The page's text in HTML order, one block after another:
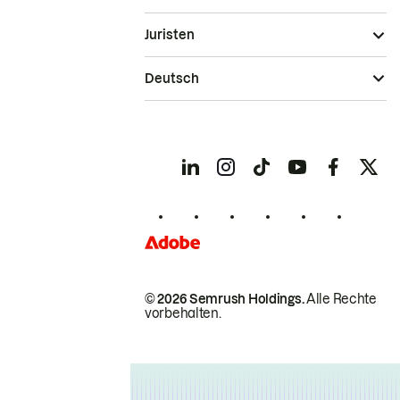
© 2026 Semrush Holdings.Alle Rechte
vorbehalten.
Juristen
Deutsch